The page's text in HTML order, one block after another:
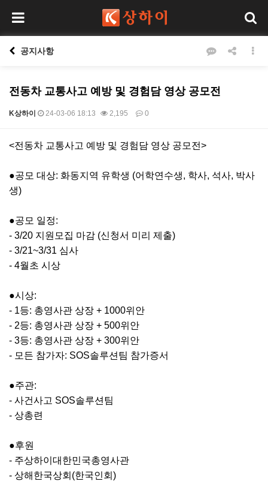
공지사항
전동차 교통사고 예방 및 경험담 영상 공모전
K상하이 24-03-06 18:13 2,195 0
본문
<전동차 교통사고 예방 및 경험담 영상 공모전>
●공모 대상: 화동지역 유학생 (어학연수생, 학사, 석사, 박사
생)
●공모 일정:
- 3/20 지원모집 마감 (신청서 미리 제출)
- 3/21~3/31 심사
- 4월초 시상
●시상:
- 1등: 총영사관 상장 + 1000위안
- 2등: 총영사관 상장 + 500위안
- 3등: 총영사관 상장 + 300위안
- 모든 참가자: SOS솔루션팀 참가증서
●주관:
- 사건사고 SOS솔루션팀
- 상총련
●후원
- 주상하이대한민국총영사관
- 상해한국상회(한국인회)